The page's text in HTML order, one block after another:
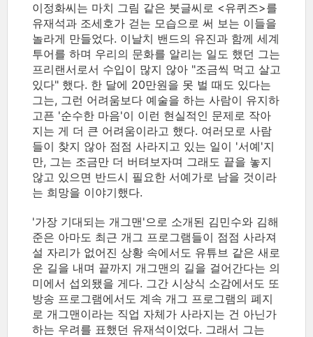
이정화씨는 마치 그림 같은 붓글씨로 <유퀴즈>를
유재석과 조세호가 걷는 모습으로 써 보는 이들을
놀라게 만들었다. 이날치 밴드의 유진과 함께 세계
투어를 하며 우리의 문화를 알리는 일도 했던 그는
프리랜서로서 수입이 많지 않아 "조금씩 먹고 살고
있다" 했다. 한 달에 20만원을 못 벌 때도 있다는
그는, 그런 어려움보다 예술을 하는 사람이 유지하
고픈 '순수한 마음'이 이런 현실적인 문제로 작아
지는 게 더 큰 어려움이라고 했다. 여러모로 사람
들이 찾지 않아 점점 사라지고 있는 일이 '서예'지
만, 그는 조금만 더 버텨보자며 그래도 끝을 놓지
않고 있으면 반드시 필요한 서예가로 남을 것이라
는 희망을 이야기했다.
'가장 기대되는 개그맨'으로 소개된 김민수와 김해
준은 아마도 최근 개그 프로그램들이 점점 사라져
설 자리가 없어진 상황 속에서도 유튜브 같은 새로
운 길을 내며 끝까지 개그맨의 길을 걸어간다는 의
미에서 섭외됐을 게다. 그간 시상식 소감에서도 또
방송 프로그램에서도 계속 개그 프로그램의 폐지
로 개그맨이라는 직업 자체가 사라지는 건 아닌가
하는 우려를 표했던 유재석이었다. 그래서 그는